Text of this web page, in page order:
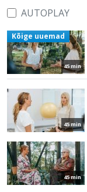
AUTOPLAY
45 min
Kõige uuemad
45 min
45 min